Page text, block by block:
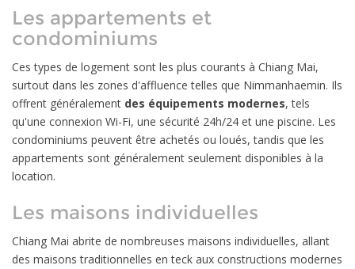
Les appartements et
condominiums
Ces types de logement sont les plus courants à Chiang Mai,
surtout dans les zones d'affluence telles que Nimmanhaemin. Ils
offrent généralement des équipements modernes, tels
qu'une connexion Wi-Fi, une sécurité 24h/24 et une piscine. Les
condominiums peuvent être achetés ou loués, tandis que les
appartements sont généralement seulement disponibles à la
location.
Les maisons individuelles
Chiang Mai abrite de nombreuses maisons individuelles, allant
des maisons traditionnelles en teck aux constructions modernes